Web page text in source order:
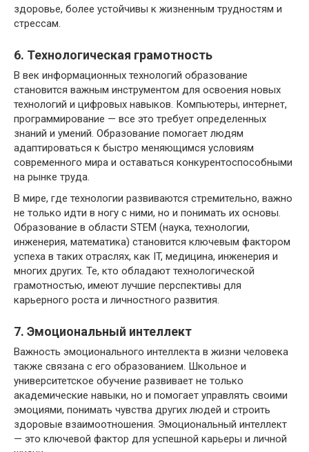
здоровье, более устойчивы к жизненным трудностям и
стрессам.
6. Технологическая грамотность
В век информационных технологий образование
становится важным инструментом для освоения новых
технологий и цифровых навыков. Компьютеры, интернет,
программирование — все это требует определенных
знаний и умений. Образование помогает людям
адаптироваться к быстро меняющимся условиям
современного мира и оставаться конкурентоспособными
на рынке труда.
В мире, где технологии развиваются стремительно, важно
не только идти в ногу с ними, но и понимать их основы.
Образование в области STEM (наука, технологии,
инженерия, математика) становится ключевым фактором
успеха в таких отраслях, как IT, медицина, инженерия и
многих других. Те, кто обладают технологической
грамотностью, имеют лучшие перспективы для
карьерного роста и личностного развития.
7. Эмоциональный интеллект
Важность эмоционального интеллекта в жизни человека
также связана с его образованием. Школьное и
университетское обучение развивает не только
академические навыки, но и помогает управлять своими
эмоциями, понимать чувства других людей и строить
здоровые взаимоотношения. Эмоциональный интеллект
— это ключевой фактор для успешной карьеры и личной